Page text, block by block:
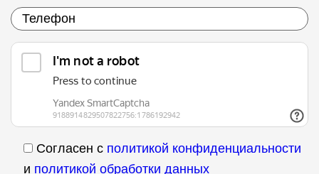
Согласен с политикой конфиденциальности
и политикой обработки данных